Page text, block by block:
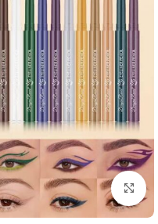
بزرگنمایی تصویر